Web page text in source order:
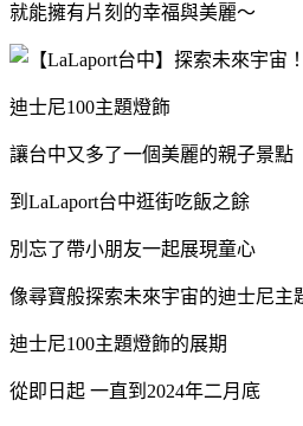
就能擁有片刻的幸福與美麗～
迪士尼100主題燈飾
讓台中又多了一個美麗的親子景點
到LaLaport台中逛街吃飯之餘
別忘了帶小朋友一起展現童心
像尋寶般探索未來宇宙的迪士尼主
迪士尼100主題燈飾的展期
從即日起 一直到2024年二月底